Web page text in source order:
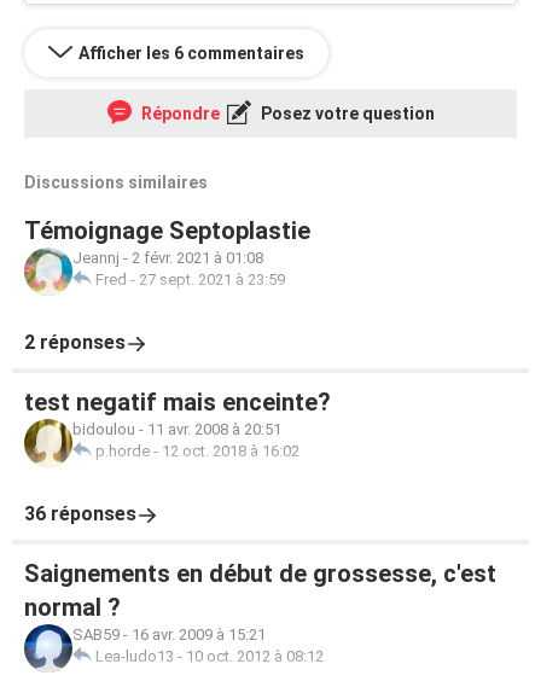
Afficher les 6 commentaires
Répondre Posez votre question
Discussions similaires
Témoignage Septoplastie
Jeannj - 2 févr. 2021 à 01:08
Fred - 27 sept. 2021 à 23:59
2 réponses
test negatif mais enceinte?
bidoulou - 11 avr. 2008 à 20:51
p.horde - 12 oct. 2018 à 16:02
36 réponses
Saignements en début de grossesse, c'est
normal ?
SAB59 - 16 avr. 2009 à 15:21
Lea-ludo13 - 10 oct. 2012 à 08:12